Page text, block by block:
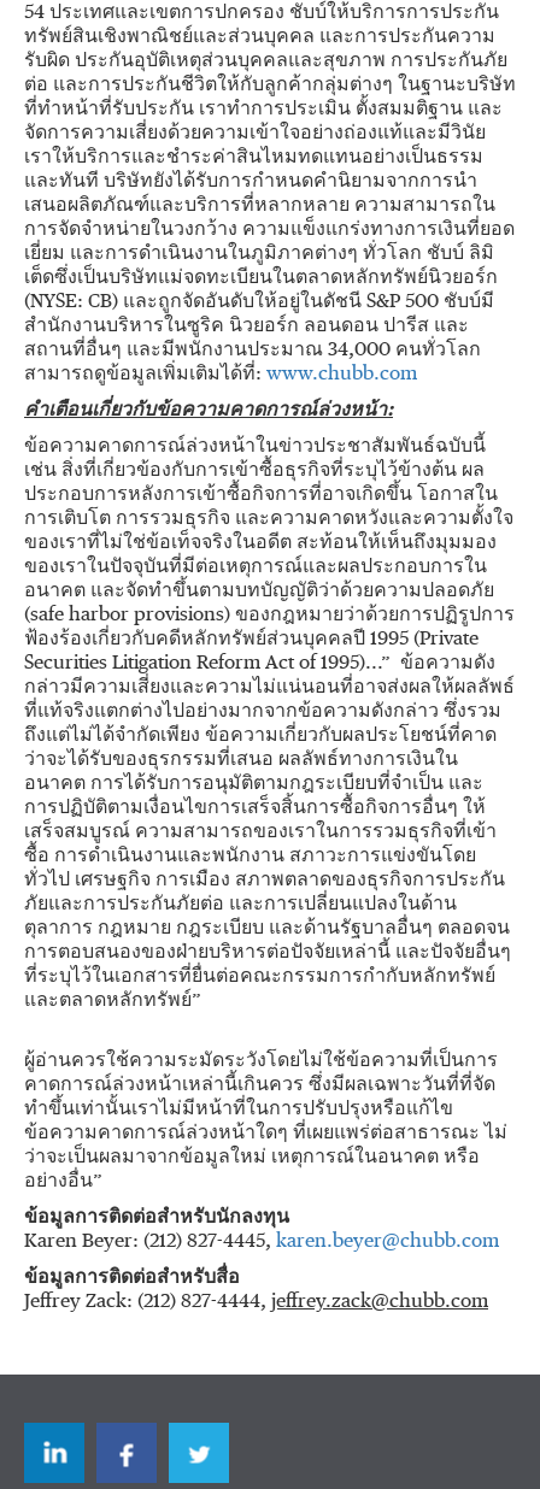
54 ประเทศและเขตการปกครอง ชับบ์ให้บริการการประกัน
ทรัพย์สินเชิงพาณิชย์และส่วนบุคคล และการประกันความ
รับผิด ประกันอุบัติเหตุส่วนบุคคลและสุขภาพ การประกันภัย
ต่อ และการประกันชีวิตให้กับลูกค้ากลุ่มต่างๆ ในฐานะบริษัท
ที่ทำหน้าที่รับประกัน เราทำการประเมิน ตั้งสมมติฐาน และ
จัดการความเสี่ยงด้วยความเข้าใจอย่างถ่องแท้และมีวินัย
เราให้บริการและชำระค่าสินไหมทดแทนอย่างเป็นธรรม
และทันที บริษัทยังได้รับการกำหนดคำนิยามจากการนำ
เสนอผลิตภัณฑ์และบริการที่หลากหลาย ความสามารถใน
การจัดจำหน่ายในวงกว้าง ความแข็งแกร่งทางการเงินที่ยอด
เยี่ยม และการดำเนินงานในภูมิภาคต่างๆ ทั่วโลก ชับบ์ ลิมิ
เต็ดซึ่งเป็นบริษัทแม่จดทะเบียนในตลาดหลักทรัพย์นิวยอร์ก
(NYSE: CB) และถูกจัดอันดับให้อยู่ในดัชนี S&P 500 ชับบ์มี
สำนักงานบริหารในซูริค นิวยอร์ก ลอนดอน ปารีส และ
สถานที่อื่นๆ และมีพนักงานประมาณ 34,000 คนทั่วโลก
สามารถดูข้อมูลเพิ่มเติมได้ที่: www.chubb.com
คำเตือนเกี่ยวกับข้อความคาดการณ์ล่วงหน้า:
ข้อความคาดการณ์ล่วงหน้าในข่าวประชาสัมพันธ์ฉบับนี้
เช่น สิ่งที่เกี่ยวข้องกับการเข้าซื้อธุรกิจที่ระบุไว้ข้างต้น ผล
ประกอบการหลังการเข้าซื้อกิจการที่อาจเกิดขึ้น โอกาสใน
การเติบโต การรวมธุรกิจ และความคาดหวังและความตั้งใจ
ของเราที่ไม่ใช่ข้อเท็จจริงในอดีต สะท้อนให้เห็นถึงมุมมอง
ของเราในปัจจุบันที่มีต่อเหตุการณ์และผลประกอบการใน
อนาคต และจัดทำขึ้นตามบทบัญญัติว่าด้วยความปลอดภัย
(safe harbor provisions) ของกฎหมายว่าด้วยการปฏิรูปการ
ฟ้องร้องเกี่ยวกับคดีหลักทรัพย์ส่วนบุคคลปี 1995 (Private
Securities Litigation Reform Act of 1995)...” ข้อความดัง
กล่าวมีความเสี่ยงและความไม่แน่นอนที่อาจส่งผลให้ผลลัพธ์
ที่แท้จริงแตกต่างไปอย่างมากจากข้อความดังกล่าว ซึ่งรวม
ถึงแต่ไม่ได้จำกัดเพียง ข้อความเกี่ยวกับผลประโยชน์ที่คาด
ว่าจะได้รับของธุรกรรมที่เสนอ ผลลัพธ์ทางการเงินใน
อนาคต การได้รับการอนุมัติตามกฎระเบียบที่จำเป็น และ
การปฏิบัติตามเงื่อนไขการเสร็จสิ้นการซื้อกิจการอื่นๆ ให้
เสร็จสมบูรณ์ ความสามารถของเราในการรวมธุรกิจที่เข้า
ซื้อ การดำเนินงานและพนักงาน สภาวะการแข่งขันโดย
ทั่วไป เศรษฐกิจ การเมือง สภาพตลาดของธุรกิจการประกัน
ภัยและการประกันภัยต่อ และการเปลี่ยนแปลงในด้าน
ตุลาการ กฎหมาย กฎระเบียบ และด้านรัฐบาลอื่นๆ ตลอดจน
การตอบสนองของฝ่ายบริหารต่อปัจจัยเหล่านี้ และปัจจัยอื่นๆ
ที่ระบุไว้ในเอกสารที่ยื่นต่อคณะกรรมการกำกับหลักทรัพย์
และตลาดหลักทรัพย์”
ผู้อ่านควรใช้ความระมัดระวังโดยไม่ใช้ข้อความที่เป็นการ
คาดการณ์ล่วงหน้าเหล่านี้เกินควร ซึ่งมีผลเฉพาะวันที่ที่จัด
ทำขึ้นเท่านั้นเราไม่มีหน้าที่ในการปรับปรุงหรือแก้ไข
ข้อความคาดการณ์ล่วงหน้าใดๆ ที่เผยแพร่ต่อสาธารณะ ไม่
ว่าจะเป็นผลมาจากข้อมูลใหม่ เหตุการณ์ในอนาคต หรือ
อย่างอื่น”
ข้อมูลการติดต่อสำหรับนักลงทุน
Karen Beyer: (212) 827-4445, karen.beyer@chubb.com
ข้อมูลการติดต่อสำหรับสื่อ
Jeffrey Zack: (212) 827-4444, jeffrey.zack@chubb.com